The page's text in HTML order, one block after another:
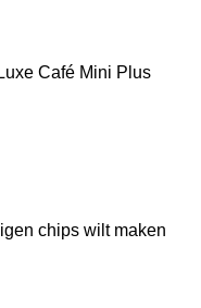
Café Mini Plus
chips wilt maken